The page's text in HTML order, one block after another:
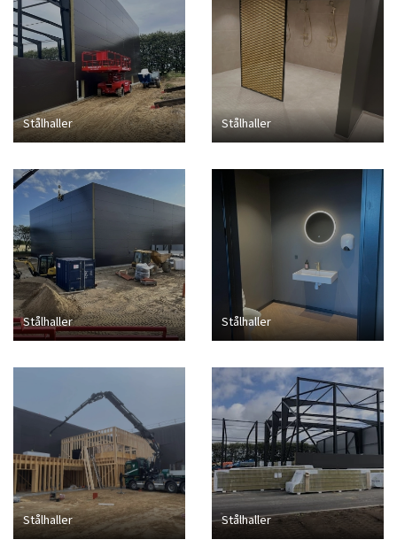
Stålhaller Stålhaller
Stålhaller Stålhaller
Stålhaller Stålhaller